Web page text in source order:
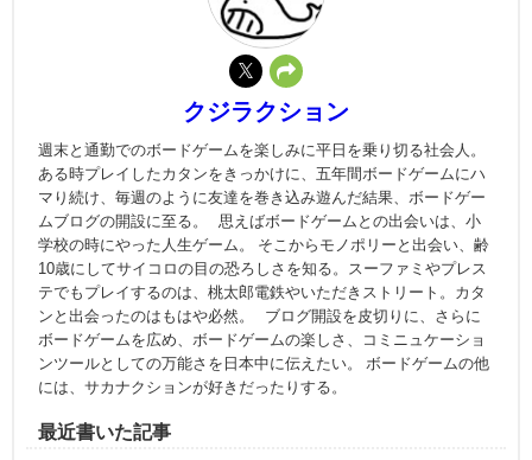
クジラクション
週末と通勤でのボードゲームを楽しみに平日を乗り切る社会人。
ある時プレイしたカタンをきっかけに、五年間ボードゲームにハ
マり続け、毎週のように友達を巻き込み遊んだ結果、ボードゲー
ムブログの開設に至る。 思えばボードゲームとの出会いは、小
学校の時にやった人生ゲーム。 そこからモノポリーと出会い、齢
10歳にしてサイコロの目の恐ろしさを知る。スーファミやプレス
テでもプレイするのは、桃太郎電鉄やいただきストリート。カタ
ンと出会ったのはもはや必然。 ブログ開設を皮切りに、さらに
ボードゲームを広め、ボードゲームの楽しさ、コミニュケーショ
ンツールとしての万能さを日本中に伝えたい。 ボードゲームの他
には、サカナクションが好きだったりする。
最近書いた記事